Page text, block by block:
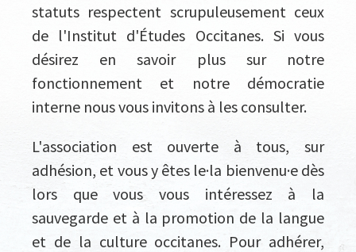
statuts respectent scrupuleusement ceux
de l'Institut d'Études Occitanes. Si vous
désirez en savoir plus sur notre
fonctionnement et notre démocratie
interne nous vous invitons à les consulter.
L'association est ouverte à tous, sur
adhésion, et vous y êtes le·la bienvenu·e dès
lors que vous vous intéressez à la
sauvegarde et à la promotion de la langue
et de la culture occitanes. Pour adhérer,